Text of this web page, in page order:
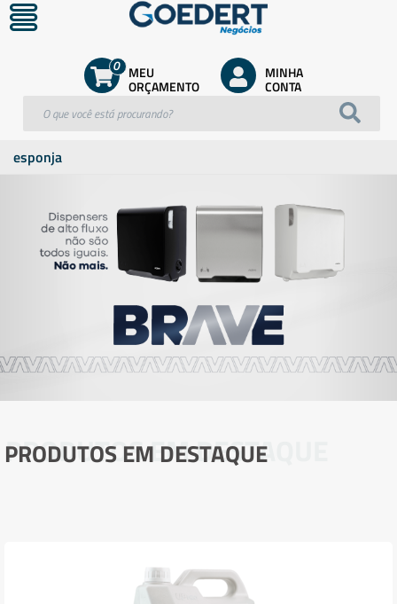
MEU
ORÇAMENTO
0 MINHA
CONTA
esponja
PRODUTOS EM DESTAQUE
PRODUTOS EM DESTAQUE